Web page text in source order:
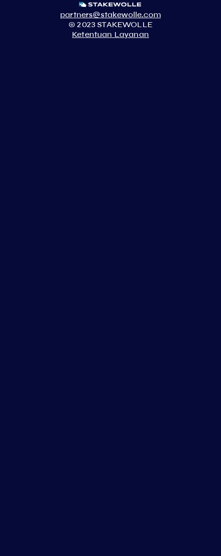
partners@stakewolle.com
© 2023 STAKEWOLLE
Ketentuan Layanan